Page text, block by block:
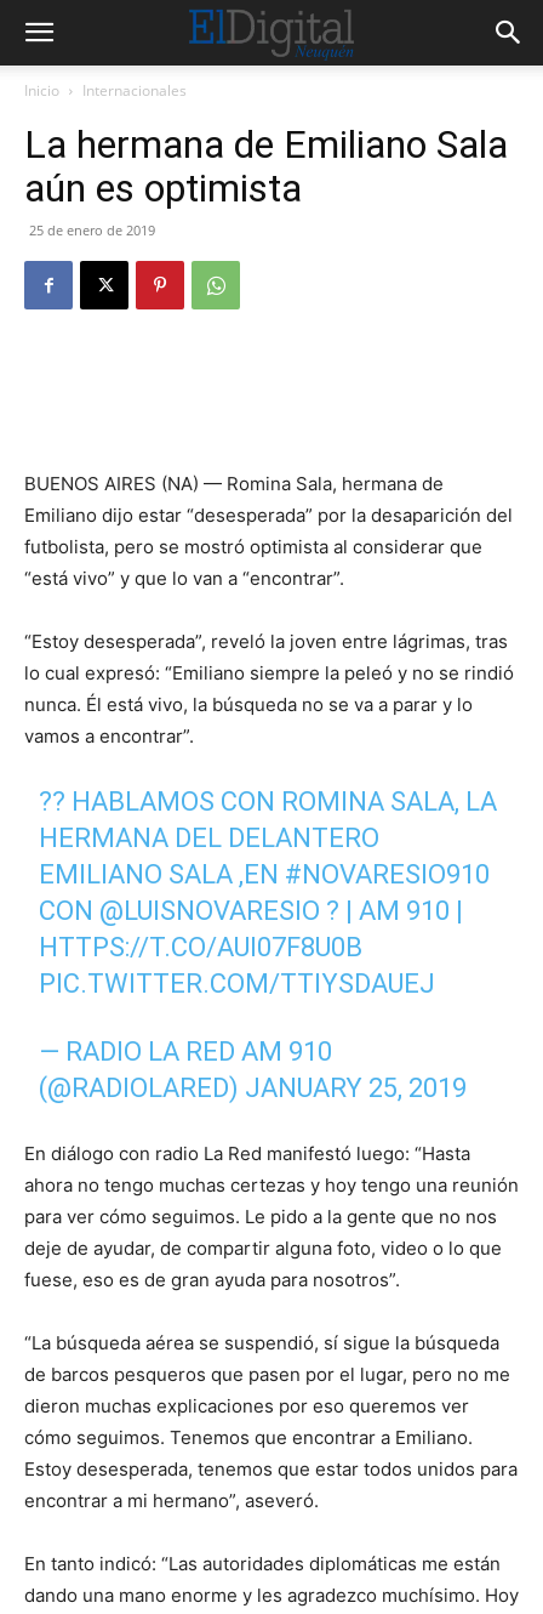
Inicio Internacionales
La hermana de Emiliano Sala
aún es optimista
25 de enero de 2019
BUENOS AIRES (NA) — Romina Sala, hermana de
Emiliano dijo estar “desesperada” por la desaparición del
futbolista, pero se mostró optimista al considerar que
“está vivo” y que lo van a “encontrar”.
“Estoy desesperada”, reveló la joven entre lágrimas, tras
lo cual expresó: “Emiliano siempre la peleó y no se rindió
nunca. Él está vivo, la búsqueda no se va a parar y lo
vamos a encontrar”.
?? HABLAMOS CON ROMINA SALA, LA
HERMANA DEL DELANTERO
EMILIANO SALA ,EN #NOVARESIO910
CON @LUISNOVARESIO ? | AM 910 |
HTTPS://T.CO/AUI07F8U0B
PIC.TWITTER.COM/TTIYSDAUEJ
— RADIO LA RED AM 910
(@RADIOLARED) JANUARY 25, 2019
En diálogo con radio La Red manifestó luego: “Hasta
ahora no tengo muchas certezas y hoy tengo una reunión
para ver cómo seguimos. Le pido a la gente que no nos
deje de ayudar, de compartir alguna foto, video o lo que
fuese, eso es de gran ayuda para nosotros”.
“La búsqueda aérea se suspendió, sí sigue la búsqueda
de barcos pesqueros que pasen por el lugar, pero no me
dieron muchas explicaciones por eso queremos ver
cómo seguimos. Tenemos que encontrar a Emiliano.
Estoy desesperada, tenemos que estar todos unidos para
encontrar a mi hermano”, aseveró.
En tanto indicó: “Las autoridades diplomáticas me están
dando una mano enorme y les agradezco muchísimo. Hoy